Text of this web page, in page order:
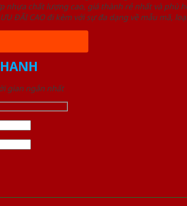
chất lượng cao, giá thành rẻ nhất và phù
ĐÃI CAO đi kèm với sự đa dạng về mẫu mã,
gian ngắn nhất